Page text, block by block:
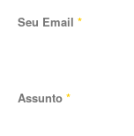
Seu Email *
Assunto *